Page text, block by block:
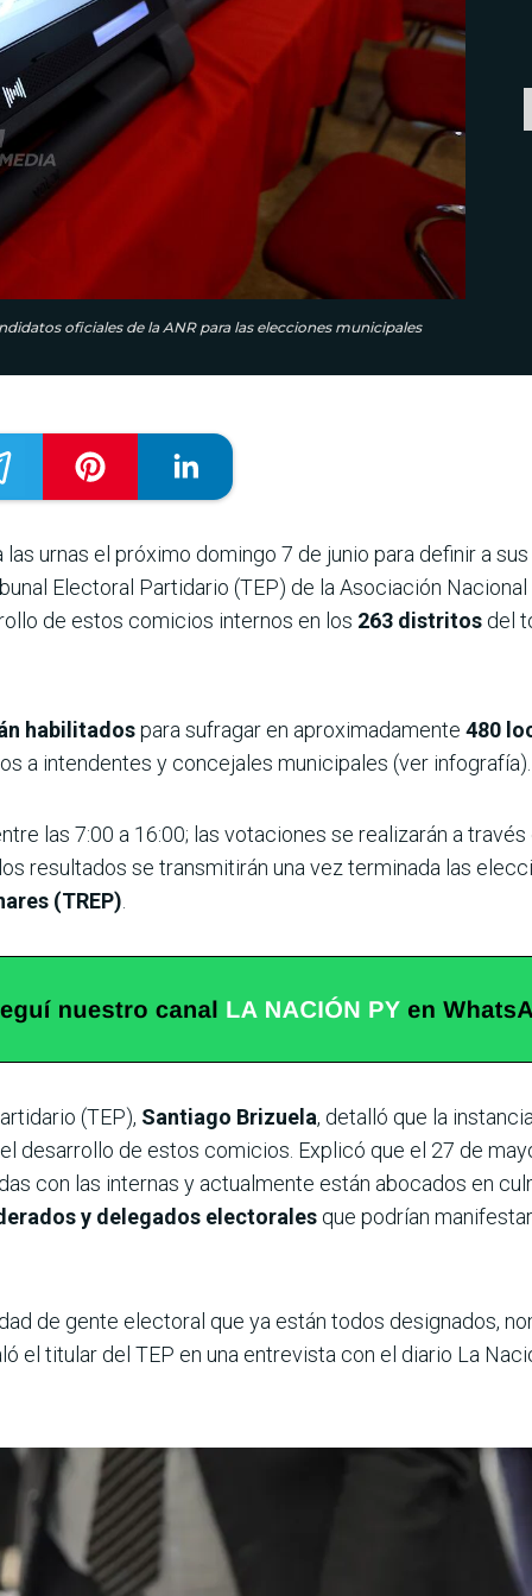
oficiales de la ANR para las elecciones municipales
las urnas el próximo domingo 7 de junio para definir a
Electoral Partidario (TEP) de la Asociación
de estos comicios internos en los 263 distritos del
habilitadospara sufragar en aproximadamente 480
a intendentes y concejales municipales (ver infografía).
las 7:00 a 16:00; las votaciones se realizarán a
resultados se transmitirán una vez terminada las
(TREP)
(TEP), Santiago Brizuela, detalló que la
desarrollo de estos comicios. Explicó que el 27 de
con las internas y actualmente están abocados en
y delegados electorales que podrían
de gente electoral que ya están todos designados,
el titular del TEP en una entrevista con el diario La